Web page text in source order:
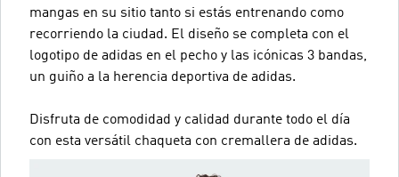
mangas en su sitio tanto si estás entrenando como
recorriendo la ciudad. El diseño se completa con el
logotipo de adidas en el pecho y las icónicas 3 bandas,
un guiño a la herencia deportiva de adidas.
Disfruta de comodidad y calidad durante todo el día
con esta versátil chaqueta con cremallera de adidas.